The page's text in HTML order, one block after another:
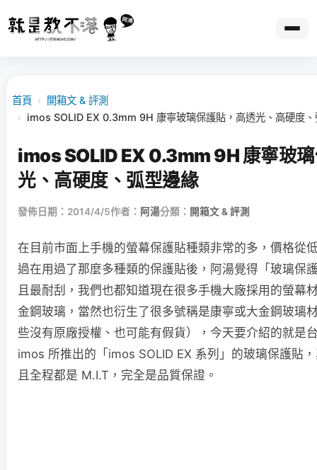
首頁 ›
開箱文 & 評測
› imos SOLID EX 0.3mm 9H 康寧玻璃保護貼，高透光、高硬度、
imos SOLID EX 0.3mm 9H 康寧玻
光、高硬度、弧型邊緣
發佈日期：2014/4/5作者： 阿湯分類： 開箱文 & 評測
在目前市面上手機的螢幕保護貼種類非常的多，價格從
過在用過了那麼多種類的保護貼後，阿湯覺得「玻璃保
且最耐刮，我們也都知道現在很多手機大廠採用的螢幕
金鋼玻璃，當然也衍生了很多號稱是康寧或大金鋼玻璃
些沒有原廠授權、也可能有假貨），今天要介紹的就是
imos 所推出的「imos SOLID EX 系列」的玻璃保護貼
且全程都是 M.I.T，完全是品質保證。